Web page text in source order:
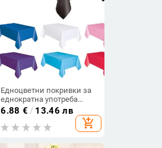
Едноцветни покривки за
еднократна употреба
Анти-маслена покривка за
маса Сервии за сватба
Рожден ден Нова година
Коледно парти Декор
6.88 € / 13.46 лв
add_shopping_cart